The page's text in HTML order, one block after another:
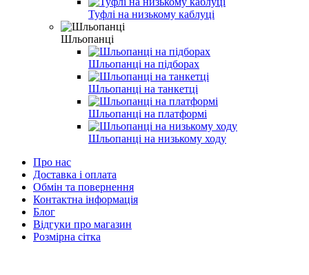
Туфлі на низькому каблуці
Шльопанці
Шльопанці на підборах
Шльопанці на танкетці
Шльопанці на платформі
Шльопанці на низькому ходу
Про нас
Доставка і оплата
Обмін та повернення
Контактна інформація
Блог
Відгуки про магазин
Розмірна сітка